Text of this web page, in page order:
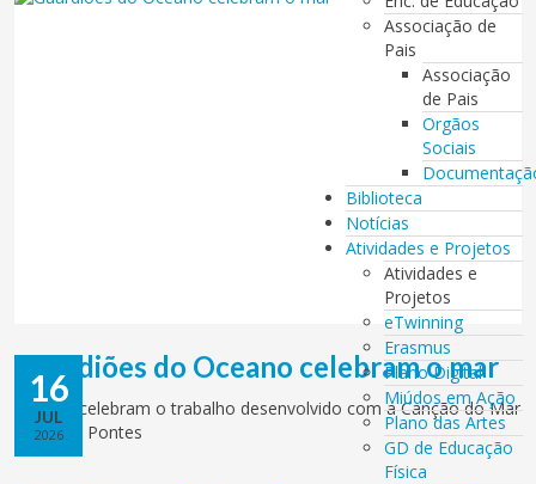
Associação de
Pais
Associação
de Pais
Orgãos
Sociais
Biblioteca
Notícias
Atividades e Projetos
Atividades e
Projetos
eTwinning
Erasmus
Plano Digital
Miúdos em Ação
Plano das Artes
GD de Educação
Física
16
JUL
2026
Guardiões do Oceano celebram o mar
Turmas celebram o trabalho desenvolvido com a Canção do Mar
de Dulce Pontes